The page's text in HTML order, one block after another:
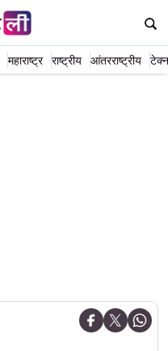
महाराष्ट्र राष्ट्रीय आंतरराष्ट्रीय